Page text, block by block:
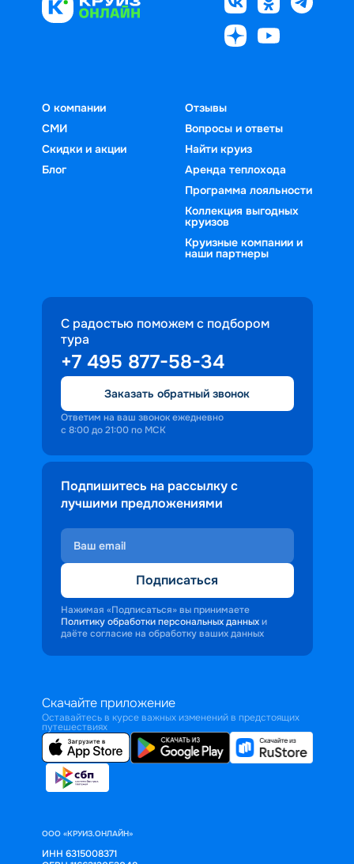
О компании
СМИ
Скидки и акции
Блог
Отзывы
Вопросы и ответы
Найти круиз
Аренда теплохода
Программа лояльности
Коллекция выгодных
круизов
Круизные компании и
наши партнеры
С радостью поможем с подбором
тура
+7 495 877-58-34
Заказать обратный звонок
Ответим на ваш звонок ежедневно
с 8:00 до 21:00 по МСК
Подпишитесь на рассылку с
лучшими предложениями
Подписаться
Нажимая «Подписаться» вы принимаете
Политику обработки персональных данных и
даёте согласие на обработку ваших данных
Скачайте приложение
Оставайтесь в курсе важных изменений в предстоящих
путешествиях
ООО «КРУИЗ.ОНЛАЙН»
ИНН 6315008371